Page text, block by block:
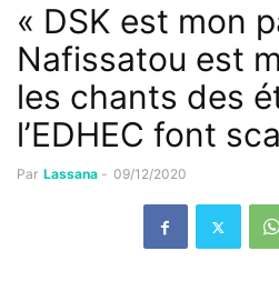
« DSK est mon
Nafissatou est
les chants des
l’EDHEC font
Par Lassana - 09/12/2020